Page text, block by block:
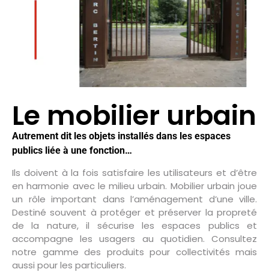
Le mobilier urbain
Autrement dit les objets installés dans les espaces
publics liée à une fonction…
Ils doivent à la fois satisfaire les utilisateurs et d’être
en harmonie avec le milieu urbain. Mobilier urbain joue
un rôle important dans l’aménagement d’une ville.
Destiné souvent à protéger et préserver la propreté
de la nature, il sécurise les espaces publics et
accompagne les usagers au quotidien. Consultez
notre gamme des produits pour collectivités mais
aussi pour les particuliers.